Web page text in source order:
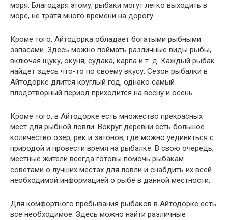
моря. Благодаря этому, рыбаки могут легко выходить в
море, не тратя много времени на дорогу.
Кроме того, Айтодорка обладает богатыми рыбными
запасами. Здесь можно поймать различные виды рыбы,
включая щуку, окуня, судака, карпа и т. д. Каждый рыбак
найдет здесь что-то по своему вкусу. Сезон рыбалки в
Айтодорке длится круглый год, однако самый
плодотворный период приходится на весну и осень.
Кроме того, в Айтодорке есть множество прекрасных
мест для рыбной ловли. Вокруг деревни есть большое
количество озер, рек и затонов, где можно уединиться с
природой и провести время на рыбалке. В свою очередь,
местные жители всегда готовы помочь рыбакам
советами о лучших местах для ловли и снабдить их всей
необходимой информацией о рыбе в данной местности.
Для комфортного пребывания рыбаков в Айтодорке есть
все необходимое. Здесь можно найти различные